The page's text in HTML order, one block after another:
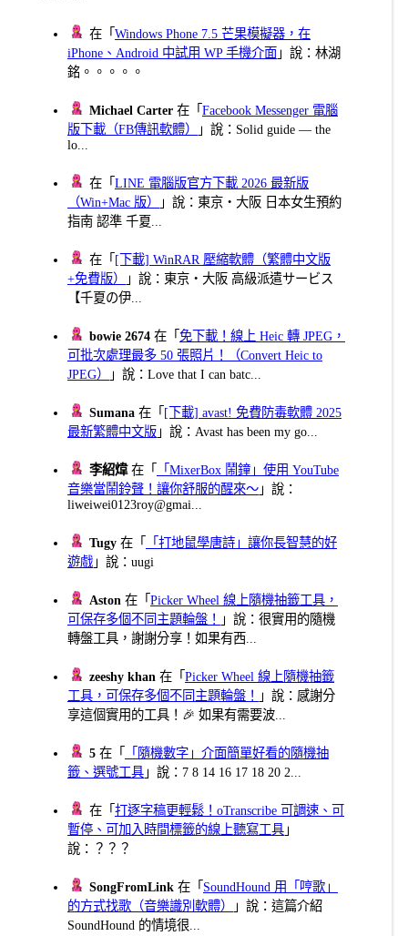
在「Windows Phone 7.5 芒果模擬器，在
iPhone、Android 中試用 WP 手機介面 」說：林湖
銘。。。。。
Michael Carter 在「Facebook Messenger 電腦
版下載（FB傳訊軟體）
」說：Solid guide — the
lo...
在「LINE 電腦版官方下載 2026 最新版
（Win+Mac 版）
」說：東京・大阪 日本女生預約
指南 認準 千夏...
在「 [下載] WinRAR 壓縮軟體（繁體中文版
+免費版）
」說：東京・大阪 高級派遣サービス
【千夏の伊...
bowie 2674 在「免下載！線上 Heic 轉 JPEG，
可批次處理最多 50 張照片！（Convert Heic to
JPEG）
」說：Love that I can batc...
Sumana 在「 [下載] avast! 免費防毒軟體 2025
最新繁體中文版 」說：Avast has been my go...
李紹煒在「
「MixerBox 鬧鐘」使用 YouTube
音樂當鬧鈴聲！讓你舒服的醒來～ 」說：
liweiwei0123roy@gmai...
Tugy 在「
「打地鼠學唐詩」讓你長智慧的好
遊戲 」說：uugi
Aston 在「Picker Wheel 線上隨機抽籤工具，
可保存多個不同主題輪盤！
」說：很實用的隨機
轉盤工具，謝謝分享！如果有西...
zeeshy khan 在「Picker Wheel 線上隨機抽籤
工具，可保存多個不同主題輪盤！
」說：感謝分
享這個實用的工具！🎉 如果有需要波...
5 在「
「隨機數字」介面簡單好看的隨機抽
籤、選號工具 」說：7 8 14 16 17 18 20 2...
在「打逐字稿更輕鬆！oTranscribe 可調速、可
暫停、可加入時間標籤的線上聽寫工具 」
說：？？？
SongFromLink 在「 SoundHound 用「哼歌」
的方式找歌（音樂識別軟體）
」說：這篇介紹
SoundHound 的情境很...